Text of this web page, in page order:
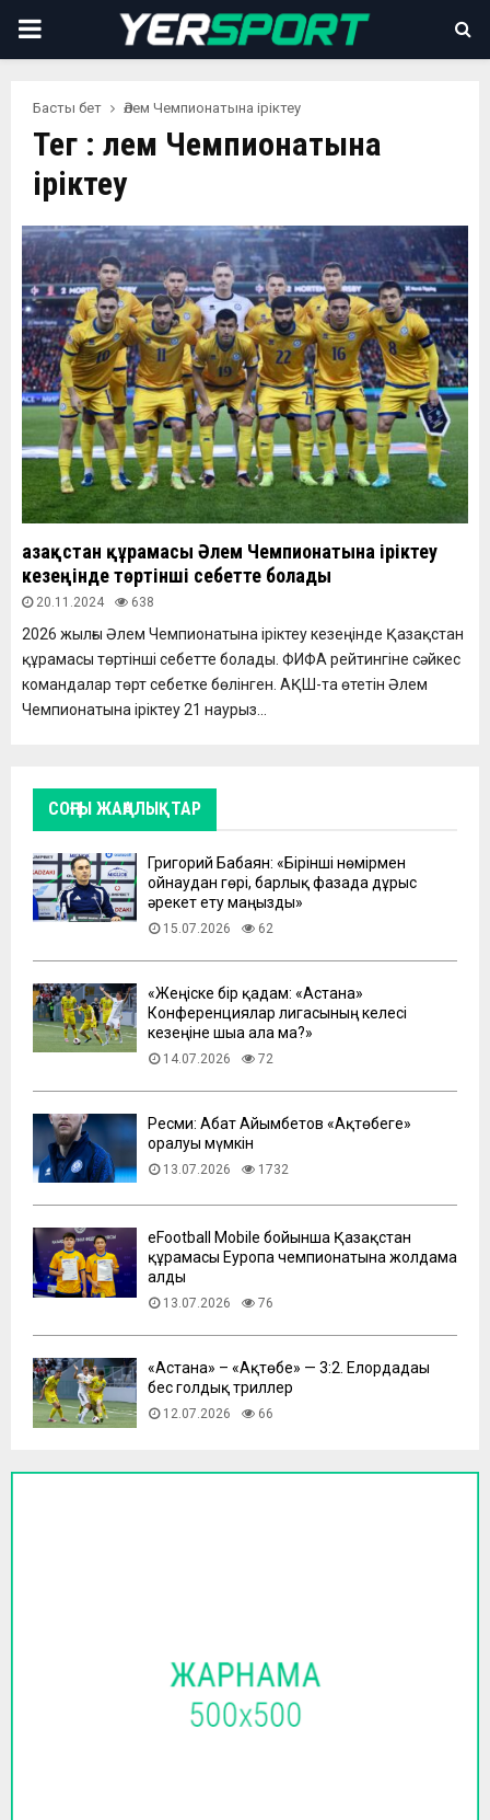
PRIMARY
Басты бет Әлем Чемпионатына іріктеу
Тег : Әлем Чемпионатына
іріктеу
Қазақстан құрамасы Әлем Чемпионатына іріктеу
кезеңінде төртінші себетте болады
20.11.2024 638
2026 жылғы Әлем Чемпионатына іріктеу кезеңінде Қазақстан
құрамасы төртінші себетте болады. ФИФА рейтингіне сәйкес
командалар төрт себетке бөлінген. АҚШ-та өтетін Әлем
Чемпионатына іріктеу 21 наурыз...
СОҢҒЫ ЖАҢАЛЫҚТАР
Григорий Бабаян: «Бірінші нөмірмен
ойнаудан гөрі, барлық фазада дұрыс
әрекет ету маңызды»
15.07.2026 62
«Жеңіске бір қадам: «Астана»
Конференциялар лигасының келесі
кезеңіне шыға ала ма?»
14.07.2026 72
Ресми: Абат Айымбетов «Ақтөбеге»
оралуы мүмкін
13.07.2026 1732
eFootball Mobile бойынша Қазақстан
құрамасы Еуропа чемпионатына жолдама
алды
13.07.2026 76
​«Астана» – «Ақтөбе» — 3:2. Елордадағы
бес голдық триллер
12.07.2026 66